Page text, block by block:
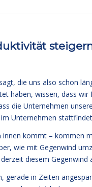
die uns also schon
haben, wissen, dass
die Unternehmen
Unternehmen
kommt – kommen
wie mit Gegenwind
diesem Gegenwind
gerade in Zeiten